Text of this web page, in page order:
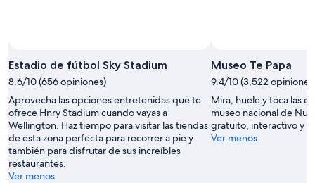
Estadio de fútbol Sky Stadium
8.6/10 (656 opiniones)
Aprovecha las opciones entretenidas que te
ofrece Hnry Stadium cuando vayas a
Wellington. Haz tiempo para visitar las tiendas
de esta zona perfecta para recorrer a pie y
también para disfrutar de sus increíbles
restaurantes.
Ver menos
Museo Te Papa
9.4/10 (3,522
Mira, huele y toca las
museo nacional de
gratuito, interactivo y
Ver menos